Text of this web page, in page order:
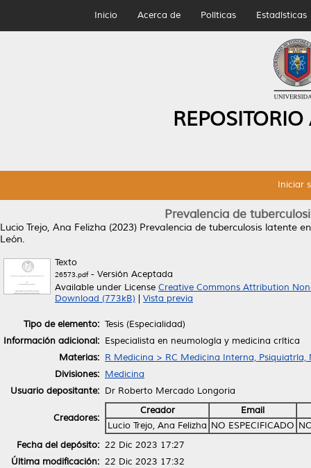
Inicio Acerca de Políticas Estadísticas
Iniciar
Prevalencia de
Lucio Trejo, Ana Felizha (2023) Prevalencia de tuberculosis latente
León.
Texto
26573.pdf- Versión Aceptada
Available under License Creative Commons Attribution
Download (773kB)
Vista previa
Tipo de elemento: Tesis (Especialidad)
Información adicional: Especialista en neumología y medicina crítica
Materias: R Medicina > RC Medicina Interna, Psiquiatría,
Divisiones: Medicina
Usuario depositante: Dr Roberto Mercado Longoria
Creadores:
Creador
Email
Lucio Trejo, Ana Felizha NO ESPECIFICADO
Fecha del depósito: 22 Dic 2023 17:27
Última modificación: 22 Dic 2023 17:32